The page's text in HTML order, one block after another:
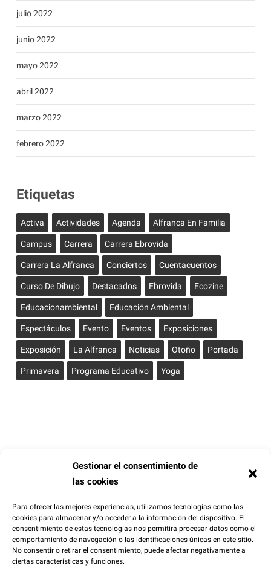
Gestionar el consentimiento de
las cookies
Para ofrecer las mejores experiencias, utilizamos tecnologías como las
cookies para almacenar y/o acceder a la información del dispositivo. El
consentimiento de estas tecnologías nos permitirá procesar datos como el
comportamiento de navegación o las identificaciones únicas en este sitio.
No consentir o retirar el consentimiento, puede afectar negativamente a
ciertas características y funciones.
julio 2022
junio 2022
mayo 2022
abril 2022
marzo 2022
febrero 2022
Etiquetas
Activa Actividades Agenda Alfranca En Familia
Campus Carrera Carrera Ebrovida
Carrera La Alfranca Conciertos Cuentacuentos
Curso De Dibujo Destacados Ebrovida Ecozine
Educacionambiental Educación Ambiental
Espectáculos Evento Eventos Exposiciones
Exposición La Alfranca Noticias Otoño Portada
Primavera Programa Educativo Yoga
Síguenos